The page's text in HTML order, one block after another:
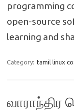
programming
open-source
learning and
Category: tamil linux
வாராந்திர